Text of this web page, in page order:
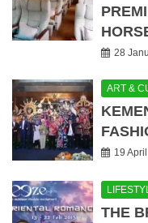
28
ART &
19
THE